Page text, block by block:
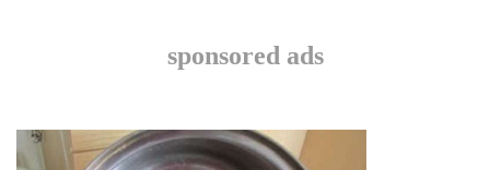
sponsored ads